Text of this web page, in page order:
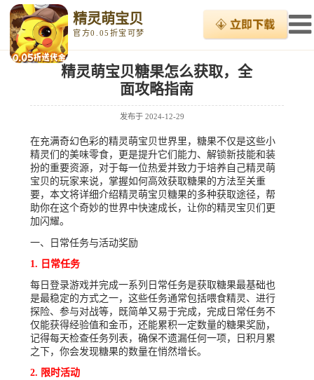
精灵萌宝贝
官方0.05折宝可梦
精灵萌宝贝糖果怎么获取，全
面攻略指南
发布于2024-12-29
在充满奇幻色彩的精灵萌宝贝世界里，糖果不仅是这些小
精灵们的美味零食，更是提升它们能力、解锁新技能和装
扮的重要资源，对于每一位热爱并致力于培养自己精灵萌
宝贝的玩家来说，掌握如何高效获取糖果的方法至关重
要，本文将详细介绍精灵萌宝贝糖果的多种获取途径，帮
助你在这个奇妙的世界中快速成长，让你的精灵宝贝们更
加闪耀。
一、日常任务与活动奖励
1. 日常任务
每日登录游戏并完成一系列日常任务是获取糖果最基础也
是最稳定的方式之一，这些任务通常包括喂食精灵、进行
探险、参与对战等，既简单又易于完成，完成日常任务不
仅能获得经验值和金币，还能累积一定数量的糖果奖励，
记得每天检查任务列表，确保不遗漏任何一项，日积月累
之下，你会发现糖果的数量在悄然增长。
2. 限时活动